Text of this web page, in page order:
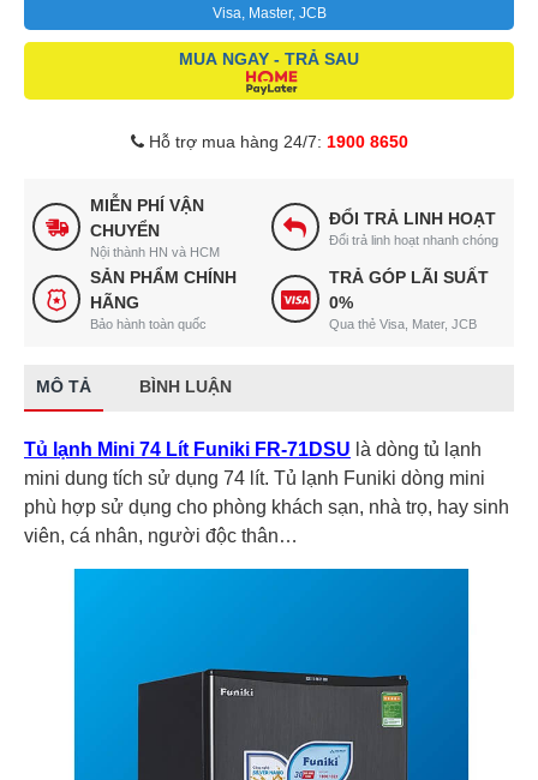
Visa, Master, JCB
MUA NGAY - TRẢ SAU
Hỗ trợ mua hàng 24/7: 1900 8650
MIỄN PHÍ VẬN
CHUYỂN
Nội thành HN và HCM
ĐỔI TRẢ LINH HOẠT
Đổi trả linh hoạt nhanh chóng
SẢN PHẨM CHÍNH
HÃNG
Bảo hành toàn quốc
TRẢ GÓP LÃI SUẤT
0%
Qua thẻ Visa, Mater, JCB
MÔ TẢ BÌNH LUẬN
Tủ lạnh Mini 74 Lít Funiki FR-71DSU là dòng tủ lạnh
mini dung tích sử dụng 74 lít. Tủ lạnh Funiki dòng mini
phù hợp sử dụng cho phòng khách sạn, nhà trọ, hay sinh
viên, cá nhân, người độc thân…